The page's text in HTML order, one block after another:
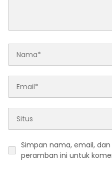
Simpan nama, email,
peramban ini untuk